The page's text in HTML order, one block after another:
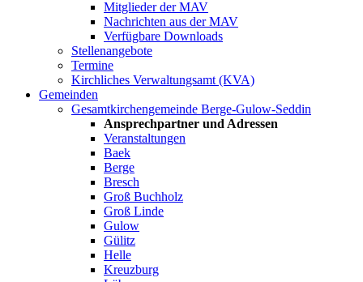
Mitglieder der MAV
Nachrichten aus der MAV
Verfügbare Downloads
Stellenangebote
Termine
Kirchliches Verwaltungsamt (KVA)
Gemeinden
Gesamtkirchengemeinde Berge-Gulow-Seddin
Ansprechpartner und Adressen
Veranstaltungen
Baek
Berge
Bresch
Groß Buchholz
Groß Linde
Gulow
Gülitz
Helle
Kreuzburg